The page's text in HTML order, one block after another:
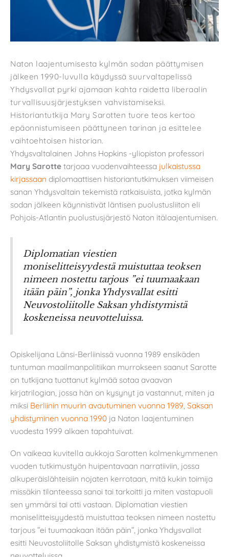
Naton laajentumisesta kylmän sodan päättymisen
jälkeen 1990-luvulla käydyssä suurvaltapelissä
Yhdysvallat pyrki ajamaan kahta raidetta liberaalin
turvallisuusjärjestyksen vahvistamiseksi.
Historiantutkija Mary Sarotten tuore teos kertoo
epäonnistumiseen päättyneen tarinan ja esittelee
vaihtoehtoisen historian.
Yhdysvaltalainen Johns Hopkins -yliopiston professori
Mary Sarotte tarjoaa vuodenvaihteessa julkaistussa
kirjassaan diplomaattisen historiantutkimuksen viimeisen
sanan Yhdysvaltain tekemistä ratkaisuista, jotka kylmän
sodan jälkeen käynnistivät läntisen puolustusliiton eli
Pohjois-Atlantin puolustusjärjestö Naton itälaajentumisen.
Diplomatian viestien
moniselitteisyydestä muistuttaa teoksen
nimeen nostettu tarjous ”ei tuumaakaan
itään päin”, jonka Yhdysvallat esitti
Neuvostoliitolle Saksan yhdistymistä
koskeneissa neuvotteluissa.
Opiskelijana Länsi-Berliinissä vuonna 1989 ensikäden
tuntuman maailmanpolitiikan murrokseen saanut Sarotte
on tutkijana tuottanut kylmää sotaa avaavan
kirjatrilogian, jossa hän on kysynyt ja vastannut, miten ja
miksi Berliinin muurin avautuminen vuonna 1989 Saksan
yhdistyminen vuonna 1990 ja Naton laajentuminen
vuodesta 1999 alkaen tapahtuivat.
On vaikeaa kuvitella aukkoja Sarotten kolmenkymmenen
vuoden tutkimustyön huipentavaan narratiiviin, jossa
alkuperäislähteisiin nojaten kerrotaan, mitä kukin toimija
missäkin tilanteessa sanoi tai tarkoitti ja miten vastapuoli
sen ymmärsi tai otti vastaan. Diplomatian viestien
moniselitteisyydestä muistuttaa teoksen nimeen nostettu
tarjous ”ei tuumaakaan itään päin”, jonka Yhdysvallat
esitti Neuvostoliitolle Saksan yhdistymistä koskeneissa